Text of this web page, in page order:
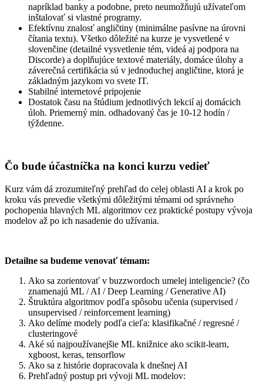
napríklad banky a podobne, preto neumožňujú užívateľom
inštalovať si vlastné programy.
Efektívnu znalosť angličtiny (minimálne pasívne na úrovni
čítania textu). Všetko dôležité na kurze je vysvetlené v
slovenčine (detailné vysvetlenie tém, videá aj podpora na
Discorde) a doplňujúce textové materiály, domáce úlohy a
záverečná certifikácia sú v jednoduchej angličtine, ktorá je
základným jazykom vo svete IT.
Stabilné internetové pripojenie
Dostatok času na štúdium jednotlivých lekcií aj domácich
úloh. Priemerný min. odhadovaný čas je 10-12 hodín /
týždenne.
Čo bude účastníčka na konci kurzu vedieť
Kurz vám dá zrozumiteľný prehľad do celej oblasti AI a krok po
kroku vás prevedie všetkými dôležitými témami od správneho
pochopenia hlavných ML algoritmov cez praktické postupy vývoja
modelov až po ich nasadenie do užívania.
Detailne sa budeme venovať témam:
Ako sa zorientovať v buzzwordoch umelej inteligencie? (čo
znamenajú ML / AI / Deep Learning / Generative AI)
Štruktúra algoritmov podľa spôsobu učenia (supervised /
unsupervised / reinforcement learning)
Ako delíme modely podľa cieľa: klasifikačné / regresné /
clusteringové
Aké sú najpoužívanejšie ML knižnice ako scikit-learn,
xgboost, keras, tensorflow
Ako sa z histórie dopracovala k dnešnej AI
Prehľadný postup pri vývoji ML modelov: